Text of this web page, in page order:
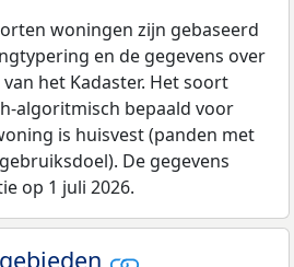
woningen zijn gebaseerd
en de gegevens over
het Kadaster. Het soort
algoritmisch bepaald voor
is huisvest (panden met
De gegevens
op 1 juli 2026.